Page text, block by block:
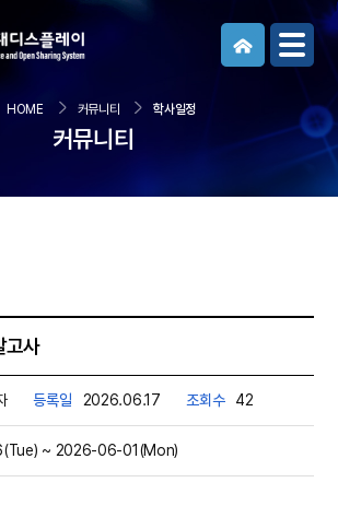
뉴보기
HOME 커뮤니티 학사일정
커뮤니티
고사
등록일 2026.06.17 조회수 42
~ 2026-06-01(Mon)